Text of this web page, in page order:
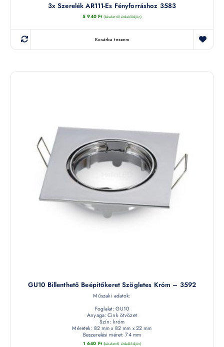
3x Szerelék AR111-Es Fényforráshoz 3583
5 940 Ft (készletről érdeklődjön)
Kosárba teszem
GU10 Billenthető Beépítőkeret Szögletes Króm – 3592
Műszaki adatok:
Foglalat: GU10
Anyaga: Cink ötvözet
Szín: króm
Méretek: 82 mm x 82 mm x 22 mm
Beszerelési méret: 74 mm
1 640 Ft (készletről érdeklődjön)